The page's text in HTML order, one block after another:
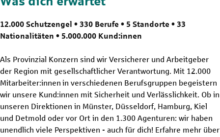
12.000 Schutzengel • 330 Berufe • 5 Standorte • 33
Nationalitäten • 5.000.000 Kund:innen
Als Provinzial Konzern sind wir Versicherer und Arbeitgeber
der Region mit gesellschaftlicher Verantwortung. Mit 12.000
Mitarbeiter:innen in verschiedenen Berufsgruppen begeistern
wir unsere Kund:innen mit Sicherheit und Verlässlichkeit. Ob in
unseren Direktionen in Münster, Düsseldorf, Hamburg, Kiel
und Detmold oder vor Ort in den 1.300 Agenturen: wir haben
unendlich viele Perspektiven - auch für dich! Erfahre mehr über